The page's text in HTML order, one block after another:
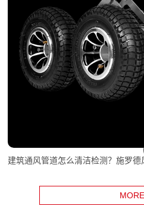
建筑通风管道怎么清洁检测？施罗德
MORE